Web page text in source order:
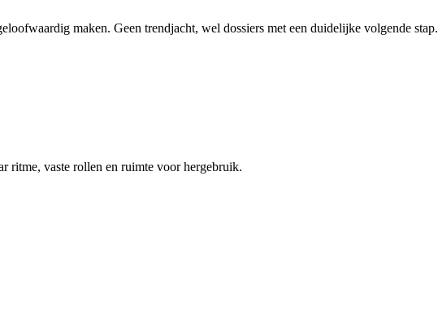
maken. Geen trendjacht, wel dossiers met een duidelijke volgende stap.
ritme, vaste rollen en ruimte voor hergebruik.